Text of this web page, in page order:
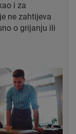
i za
ne zahtijeva
o grijanju ili